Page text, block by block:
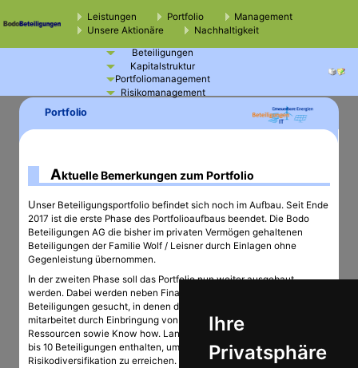
Ihre
Privatsphäre
Leistungen Portfolio
Management
Unsere Aktionäre
Nachhaltigkeit
Beteiligungen
Kapitalstruktur
Portfoliomanagement
Risikomanagement
Portfolio
Aktuelle Bemerkungen zum Portfolio
Unser Beteiligungsportfolio befindet sich noch im Aufbau. Seit Ende
2017 ist die erste Phase des Portfolioaufbaus beendet. Die Bodo
Beteiligungen AG die bisher im privaten Vermögen gehaltenen
Beteiligungen der Familie Wolf / Leisner durch Einlagen ohne
Gegenleistung übernommen.
In der zweiten Phase soll das Portfolio nun weiter ausgebaut
werden. Dabei werden neben Finanzbeteiligungen auch aktive
Beteiligungen gesucht, in denen die Bodo Beteiligungen AG aktiv
mitarbeitet durch Einbringung von finanziellen und personellen
Ressourcen sowie Know how. Langfristig soll das Portfolio etwa 5
bis 10 Beteiligungen enthalten, um eine ausreichende
Risikodiversifikation zu erreichen.